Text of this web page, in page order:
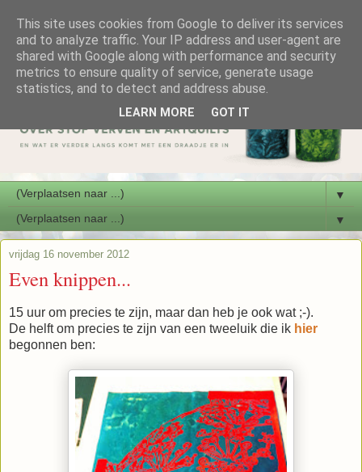
▼
▼
vrijdag 16 november 2012
Even knippen...
15 uur om precies te zijn, maar dan heb je ook wat ;-).
De helft om precies te zijn van een tweeluik die ik hier
begonnen ben:
This site uses cookies from Google to deliver its services
and to analyze traffic. Your IP address and user-agent are
shared with Google along with performance and security
metrics to ensure quality of service, generate usage
statistics, and to detect and address abuse.
LEARN MORE GOT IT